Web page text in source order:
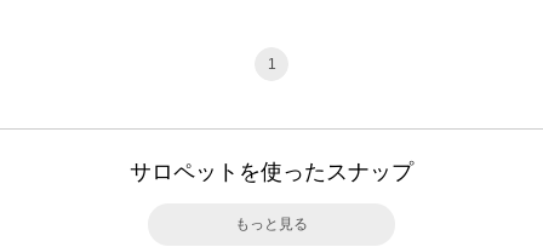
1
サロペットを使ったスナップ
もっと見る